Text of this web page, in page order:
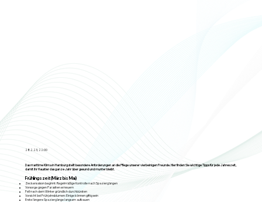
28.2.23, 22:00
Das maritime Klima in Hamburg stellt besondere Anforderungen an die Pflege unserer vierbeinigen Freunde. Hier finden Sie wichtige Tipps für jede Jahreszeit,
damit Ihr Haustier das ganze Jahr über gesund und munter bleibt.
Frühlingszeit (März bis Mai)
Zeckensaison beginnt: Regelmäßige Kontrolle nach Spaziergängen
Vorsorge gegen Parasiten erneuern
Fell nach dem Winter gründlich durchbürsten
Vorsicht bei Frühjahrsblumen: Einige können giftig sein
Erste längere Spaziergänge langsam aufbauen